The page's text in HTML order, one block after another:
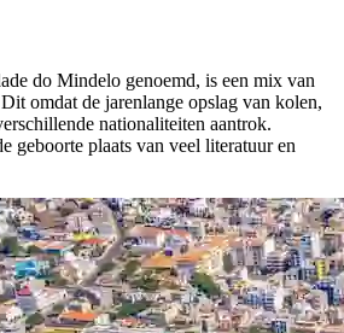
do Mindelo genoemd, is een mix van
omdat de jarenlange opslag van kolen,
nationaliteiten aantrok.
geboorte plaats van veel literatuur en